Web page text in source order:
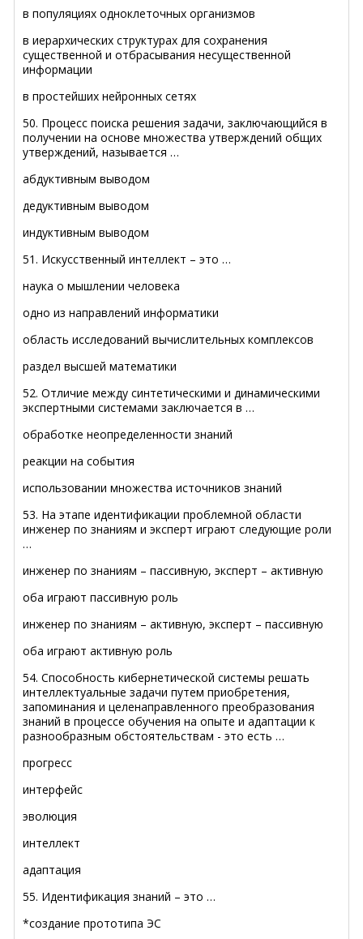
в популяциях одноклеточных организмов
в иерархических структурах для сохранения
существенной и отбрасывания несущественной
информации
в простейших нейронных сетях
50. Процесс поиска решения задачи, заключающийся в
получении на основе множества утверждений общих
утверждений, называется …
абдуктивным выводом
дедуктивным выводом
индуктивным выводом
51. Искусственный интеллект – это …
наука о мышлении человека
одно из направлений информатики
область исследований вычислительных комплексов
раздел высшей математики
52. Отличие между синтетическими и динамическими
экспертными системами заключается в …
обработке неопределенности знаний
реакции на события
использовании множества источников знаний
53. На этапе идентификации проблемной области
инженер по знаниям и эксперт играют следующие роли
…
инженер по знаниям – пассивную, эксперт – активную
оба играют пассивную роль
инженер по знаниям – активную, эксперт – пассивную
оба играют активную роль
54. Способность кибернетической системы решать
интеллектуальные задачи путем приобретения,
запоминания и целенаправленного преобразования
знаний в процессе обучения на опыте и адаптации к
разнообразным обстоятельствам - это есть …
прогресс
интерфейс
эволюция
интеллект
адаптация
55. Идентификация знаний – это …
*создание прототипа ЭС